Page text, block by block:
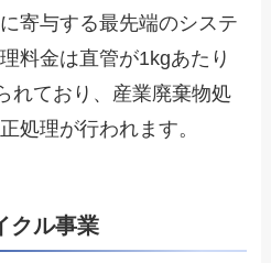
寄与する最先端のシステ
料金は直管が1kgあたり
れており、産業廃棄物処
処理が行われます。
クル事業